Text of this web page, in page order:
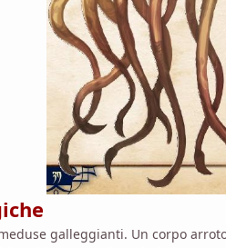
galleggianti. Un corpo